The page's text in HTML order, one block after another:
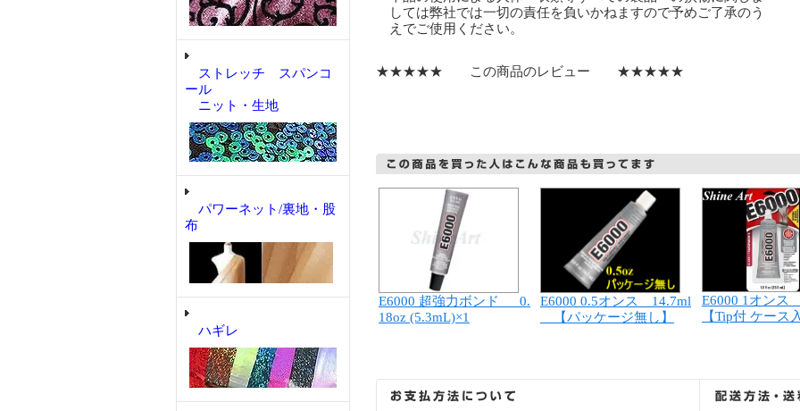
ストレッチ スパンコ
ール
ニット・生地
パワーネット/裏地・股
布
ハギレ
しては弊社では一切の責任を負いかねますので予めご了承のう
えでご使用ください。
★★★★★ この商品のレビュー ★★★★★
E6000 超強力ボンド 0.
18oz (5.3mL)×1
E6000 0.5オンス 14.7ml
【パッケージ無し】
E6000 1オンス
【Tip付 ケース